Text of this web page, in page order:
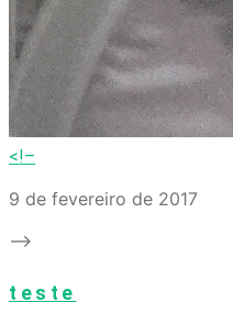
<!–
9 de fevereiro de 2017
–>
teste